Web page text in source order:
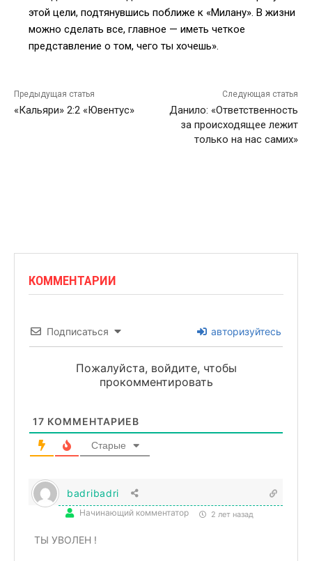
этой цели, подтянувшись поближе к «Милану». В жизни
можно сделать все, главное — иметь четкое
представление о том, чего ты хочешь».
Предыдущая статья
«Кальяри» 2:2 «Ювентус»
Следующая статья
Данило: «Ответственность
за происходящее лежит
только на нас самих»
КОММЕНТАРИИ
Подписаться авторизуйтесь
Пожалуйста, войдите, чтобы
прокомментировать
17 КОММЕНТАРИЕВ
Старые
badribadri
Начинающий комментатор 2 лет назад
ТЫ УВОЛЕН !